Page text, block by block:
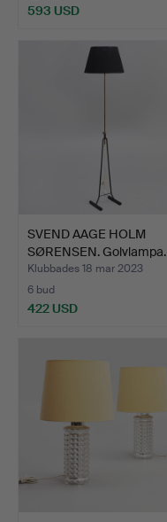
593 USD
SVEND AAGE HOLM
SØRENSEN. Golvlampa.
Model…
Klubbades 18 mar 2023
6 bud
422 USD